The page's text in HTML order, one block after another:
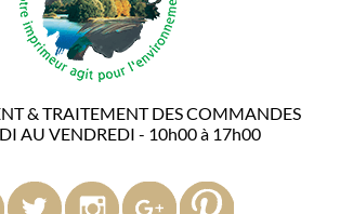
& TRAITEMENT DES COMMANDES
AU VENDREDI - 10h00 à 17h00